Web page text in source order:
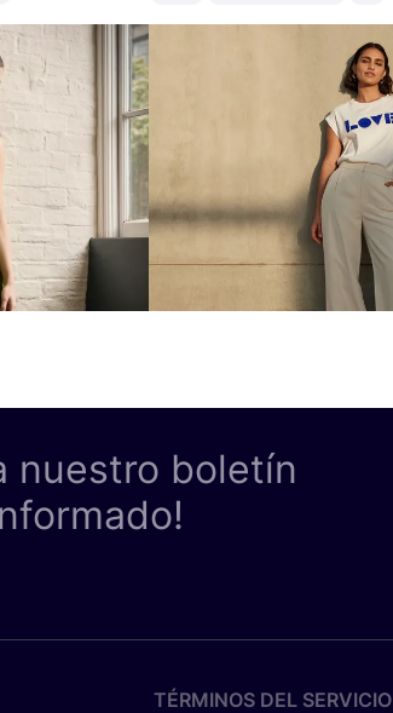
nuestro boletín
TÉRMINOS DEL SERVICIO